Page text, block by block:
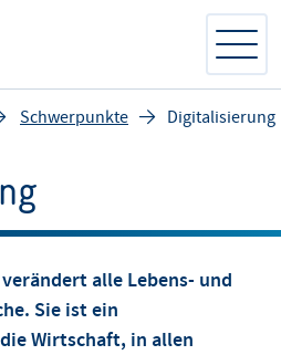
Schwerpunkte Digitalisierung
alle Lebens- und
Sie ist ein
Wirtschaft, in allen